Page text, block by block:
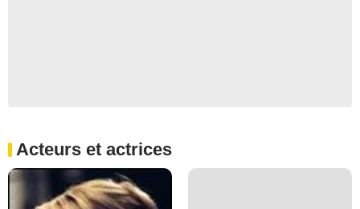
Acteurs et actrices